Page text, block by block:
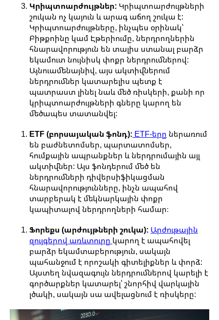
Կրիպտոարժույթներ: Կրիպտոարժույթների
շուկան ոչ կայուն և արագ աճող շուկա է:
Կրիպտոարժույթները, ինչպես օրինակ՝
Բիթքոինը կամ Էթերիումը, ներդրողներին
հնարավորություն են տալիս ստանալ բարձր
եկամուտ նույնիսկ փոքր ներդրումներով:
Այնուամենայնիվ, այս ակտիվներում
ներդրումներ կատարելիս պետք է
պատրաստ լինել նաև մեծ ռիսկերի, քանի որ
կրիպտոարժույթների գները կարող են
մեծապես տատանվել:
ETF (բորսայական ֆոնդ): ETF-երը ներառում
են բաժնետոմսեր, պարտատոմսեր,
հումքային ապրանքներ և ներդրումային այլ
ակտիվներ: Այս ֆոնդերում մեծ են
ներդրումների դիվերսիֆիկացման
հնարավորությունները, ինչն ապահով
տարբերակ է մեկնարկային փոքր
կապիտալով ներդրողների համար։
Ֆորեքս (արժույթների շուկա): Արժութային
զույգերով առևտուրը կարող է ապահովել
բարձր եկամտաբերություն, սակայն
պահանջում է որոշակի գիտելիքներ և փորձ:
Այստեղ նվազագույն ներդրումներով կարելի է
գործարքներ կատարել՝ շնորհիվ վարկային
լծակի, սակայն սա ավելացնում է ռիսկերը: